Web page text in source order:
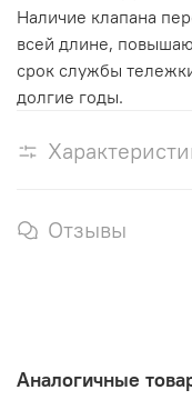
Наличие клапана
всей длине,
срок службы
долгие годы.
Отзывы
Аналогичные